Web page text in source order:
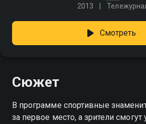
2013
Смотреть
Сюжет
В программе спортивные
за первое место, а зрители смогут